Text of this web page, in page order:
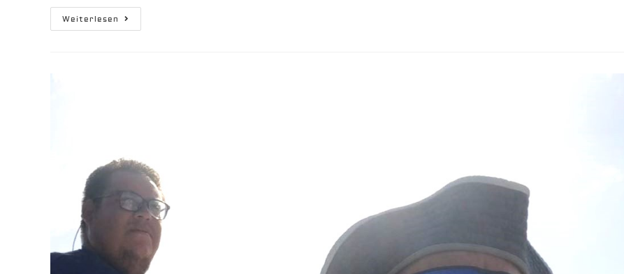
Weiterlesen Mooring
Gebrochen